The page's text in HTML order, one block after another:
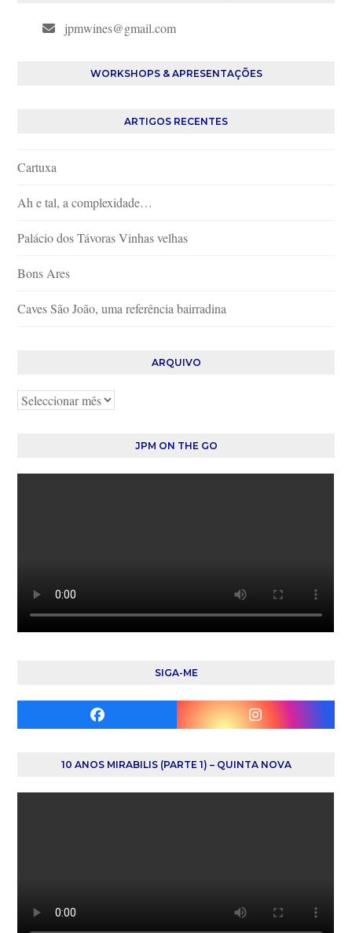
jpmwines@gmail.com
WORKSHOPS & APRESENTAÇÕES
ARTIGOS RECENTES
Cartuxa
Ah e tal, a complexidade…
Palácio dos Távoras Vinhas velhas
Bons Ares
Caves São João, uma referência bairradina
ARQUIVO
Arquivo
JPM ON THE GO
SIGA-ME
Facebook Instagram
10 ANOS MIRABILIS (PARTE 1) – QUINTA NOVA